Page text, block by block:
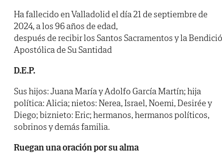
Ha fallecido en Valladolid el día 21 de septiembre de
2024, a los 96 años de edad,
después de recibir los Santos Sacramentos y la
Apostólica de Su Santidad
D.E.P.
Sus hijos: Juana María y Adolfo García Martín; hija
política: Alicia; nietos: Nerea, Israel, Noemi, Desirée y
Diego; biznieto: Eric; hermanos, hermanos políticos,
sobrinos y demás familia.
Ruegan una oración por su alma